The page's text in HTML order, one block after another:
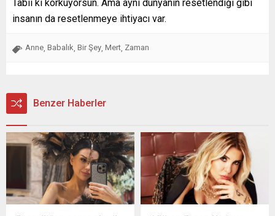
Tabii ki korkuyorsun. Ama aynı dünyanın resetlendiği gibi
insanın da resetlenmeye ihtiyacı var.
Anne, Babalık, Bir Şey, Mert, Zaman
Benzer Haberler